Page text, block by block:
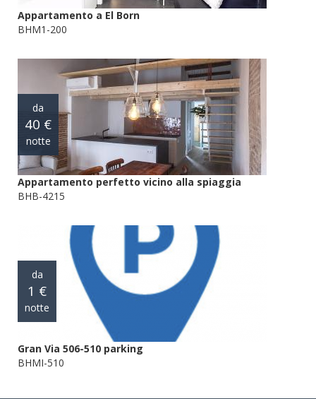
Appartamento a El Born
BHM1-200
da
40 €
notte
Appartamento perfetto vicino alla spiaggia
BHB-4215
da
1 €
notte
Gran Via 506-510 parking
BHMI-510